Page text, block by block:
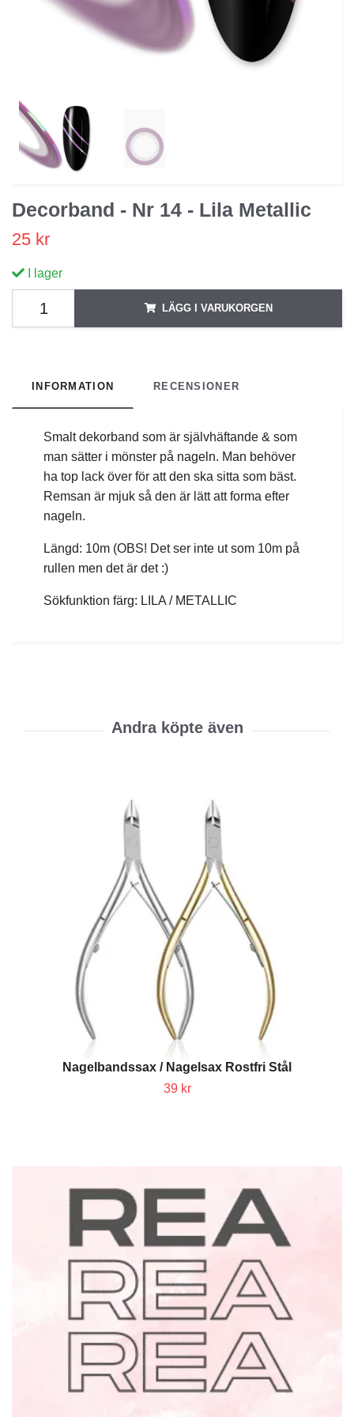
Decorband - Nr 14 - Lila Metallic
25 kr
I lager
LÄGG I VARUKORGEN
INFORMATION RECENSIONER
Smalt dekorband som är självhäftande & som
man sätter i mönster på nageln. Man behöver
ha top lack över för att den ska sitta som bäst.
Remsan är mjuk så den är lätt att forma efter
nageln.
Längd: 10m (OBS! Det ser inte ut som 10m på
rullen men det är det :)
Sökfunktion färg: LILA / METALLIC
Nagelbandssax / Nagelsax Rostfri Stål
39 kr